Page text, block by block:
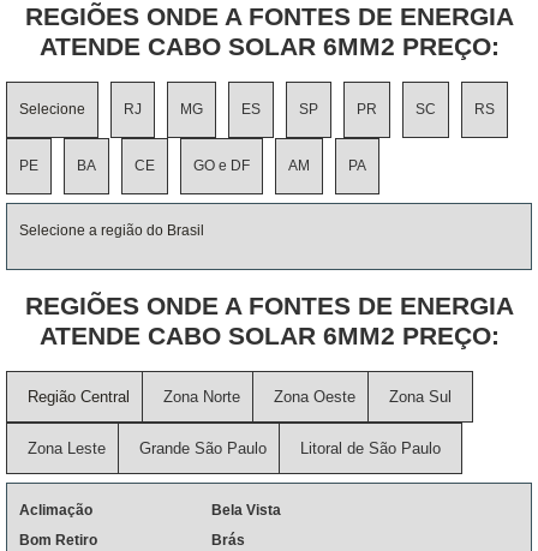
REGIÕES ONDE A FONTES DE ENERGIA
ATENDE CABO SOLAR 6MM2 PREÇO:
Selecione RJ MG ES SP PR SC RS
PE BA CE GO e DF AM PA
Selecione a região do Brasil
REGIÕES ONDE A FONTES DE ENERGIA
ATENDE CABO SOLAR 6MM2 PREÇO:
Região Central Zona Norte Zona Oeste Zona Sul
Zona Leste Grande São Paulo Litoral de São Paulo
Aclimação
Bela Vista
Bom Retiro
Brás